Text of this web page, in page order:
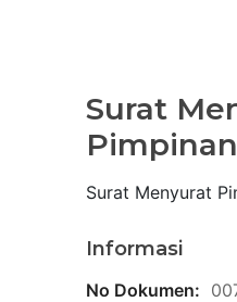
Surat
Pimpinan
Surat Menyurat
Informasi
No Dokumen: